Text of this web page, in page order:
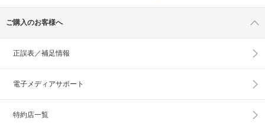
ご購入のお客様へ
正誤表／補足情報
電子メディアサポート
特約店一覧